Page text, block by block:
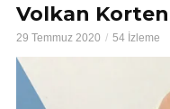
Volkan Korten
29 Temmuz 2020 54 İzleme